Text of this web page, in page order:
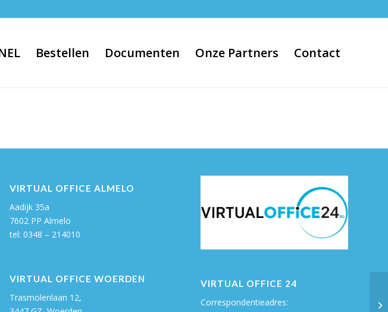
Bestellen Documenten Onze Partners Contact
VIRTUAL OFFICE ALMELO
Aadijk 35a
7602 PP Almelo
tel: 0348 – 214010
VIRTUAL OFFICE WOERDEN
Trasmolenlaan 12,
VIRTUAL OFFICE 24
Correspondentieadres: